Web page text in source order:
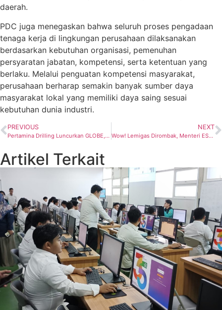
daerah.
PDC juga menegaskan bahwa seluruh proses pengadaan
tenaga kerja di lingkungan perusahaan dilaksanakan
berdasarkan kebutuhan organisasi, pemenuhan
persyaratan jabatan, kompetensi, serta ketentuan yang
berlaku. Melalui penguatan kompetensi masyarakat,
perusahaan berharap semakin banyak sumber daya
masyarakat lokal yang memiliki daya saing sesuai
kebutuhan dunia industri.
PREVIOUS
Pertamina Drilling Luncurkan GLOBE, Program Pembelajaran Bahasa Asing Berbasis AI untuk Dukung Ekspansi Global
NEXT
Wow! Lemigas Dirombak, Menteri ESDM Buka Jalan Profesional Non-PNS Pimpin Balai Migas
Artikel Terkait